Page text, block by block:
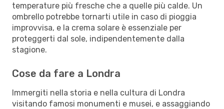
temperature più fresche che a quelle più calde. Un
ombrello potrebbe tornarti utile in caso di pioggia
improvvisa, e la crema solare è essenziale per
proteggerti dal sole, indipendentemente dalla
stagione.
Cose da fare a Londra
Immergiti nella storia e nella cultura di Londra
visitando famosi monumenti e musei, e assaggiando